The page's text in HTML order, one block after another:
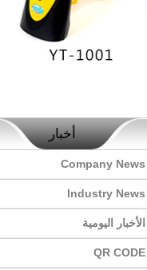
أخبار
Company News
Industry News
الأخبار اليومية
QR CODE